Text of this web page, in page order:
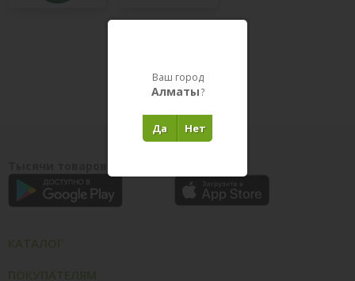
Ваш город
Алматы?
Нет
Да